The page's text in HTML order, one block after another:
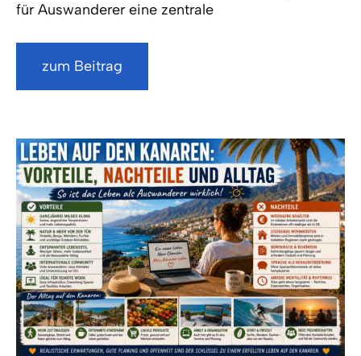
für Auswanderer eine zentrale
zum Beitrag